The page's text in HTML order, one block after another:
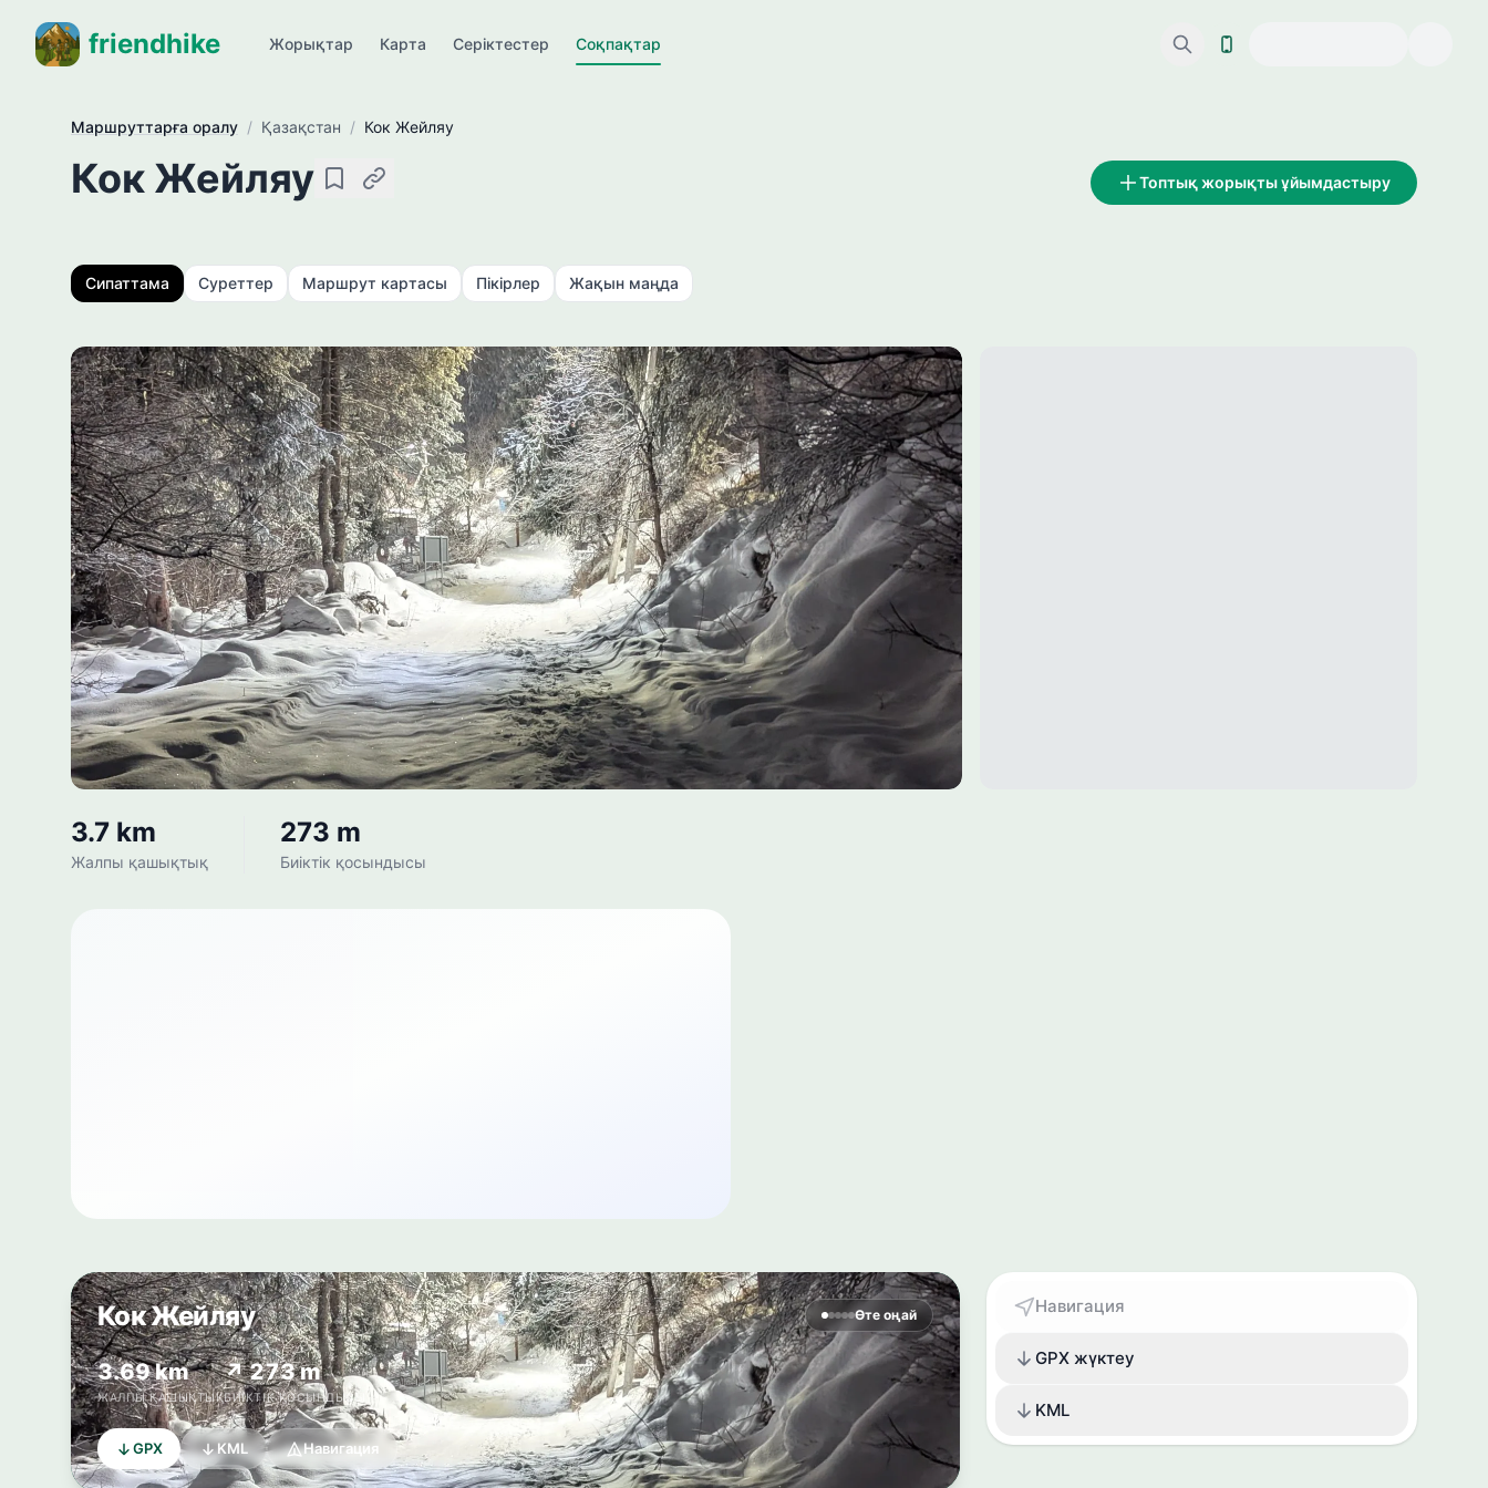
friendhike Жорықтар Карта Серіктестер Соқпақтар
Маршруттарға оралу / Қазақстан / Кок Жейляу
Кок Жейляу СақтауСілтемені көшіру Топтық жорықты ұйымдастыру
Сипаттама Суреттер Маршрут картасы Пікірлер Жақын маңда
3.7 km
Жалпы қашықтық
273 m
Биіктік қосындысы
Кок Жейляу Өте оңай
3.69 km
ЖАЛПЫ ҚАШЫҚТЫҚ
↗ 273 m
БИІКТІК ҚОСЫНДЫСЫ
GPX KML Навигация
Навигация
GPX жүктеу
KML